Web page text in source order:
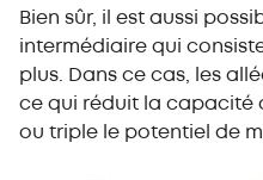
Bien sûr, il est aussi
intermédiaire qui
plus. Dans ce cas, les
ce qui réduit la capacité
ou triple le potentiel de